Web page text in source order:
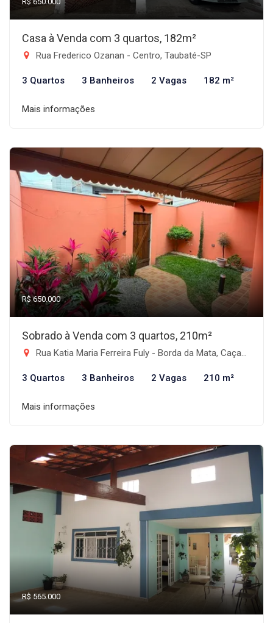
Casa à Venda com 3 quartos, 182m²
Rua Frederico Ozanan - Centro, Taubaté-SP
3 Quartos 3 Banheiros 2 Vagas 182 m²
Mais informações
R$ 650.000
Sobrado à Venda com 3 quartos, 210m²
Rua Katia Maria Ferreira Fuly - Borda da Mata, Caçapava-SP
3 Quartos 3 Banheiros 2 Vagas 210 m²
Mais informações
R$ 565.000